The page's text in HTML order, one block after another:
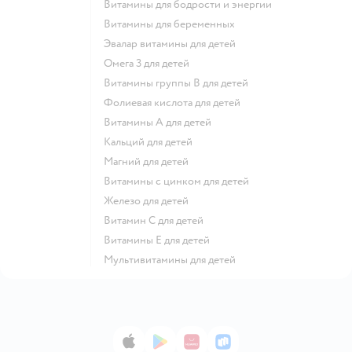
Витамины для бодрости и энергии
Витамины для беременных
Эвалар витамины для детей
Омега 3 для детей
Витамины группы В для детей
Фолиевая кислота для детей
Витамины А для детей
Кальций для детей
Магний для детей
Витамины с цинком для детей
Железо для детей
Витамин С для детей
Витамины Е для детей
Мультивитамины для детей
App StoreGoogle Play
AppGallery
RuStore